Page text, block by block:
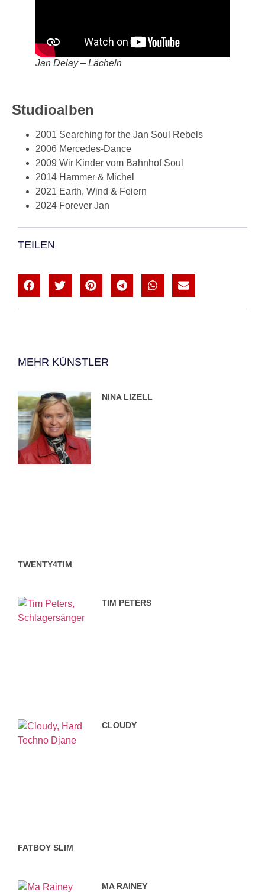
Jan Delay – Lächeln
Studioalben
2001 Searching for the Jan Soul Rebels
2006 Mercedes-Dance
2009 Wir Kinder vom Bahnhof Soul
2014 Hammer & Michel
2021 Earth, Wind & Feiern
2024 Forever Jan
TEILEN
MEHR KÜNSTLER
NINA LIZELL
TWENTY4TIM
TIM PETERS
CLOUDY
FATBOY SLIM
MA RAINEY